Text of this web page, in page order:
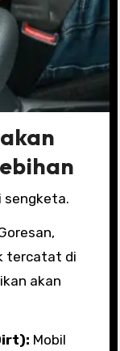
sengketa.
tercatat di
akan
Mobil